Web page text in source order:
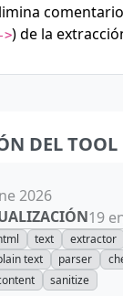
>) de la
DEL TOOL
2026
19
text extractor
text
parser
sanitize